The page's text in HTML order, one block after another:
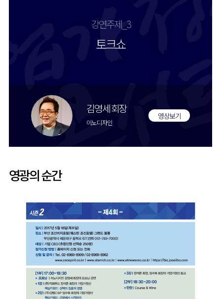
강연주제_3
토크쇼
김영세 회장
이노디자인
영상보기
영광의 순간